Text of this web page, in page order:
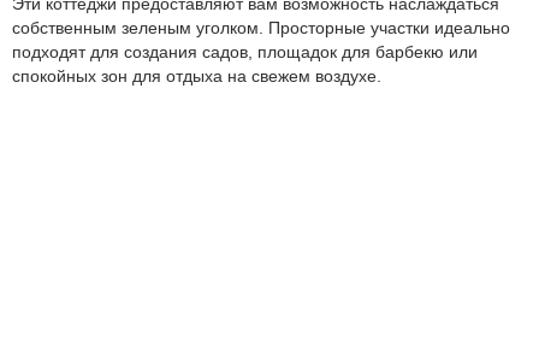
собственным зеленым уголком. Просторные участки идеально
подходят для создания садов, площадок для барбекю или
спокойных зон для отдыха на свежем воздухе.